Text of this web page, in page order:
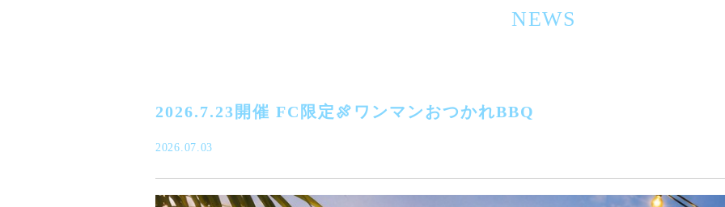
NEWS
2026.7.23開催 FC限定🍖ワンマンおつかれBBQ
2026.07.03